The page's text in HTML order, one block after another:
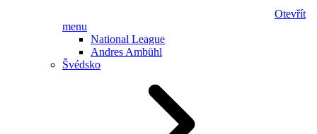
Otevřít
menu
National League
Andres Ambühl
Švédsko